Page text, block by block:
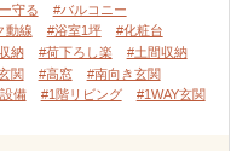
守る
#バルコニー
動線 #浴室1坪
#化粧台
納 #荷下ろし楽
#土間収納
関 #高窓
#南向き玄関
備 #1階リビング
#1WAY玄関